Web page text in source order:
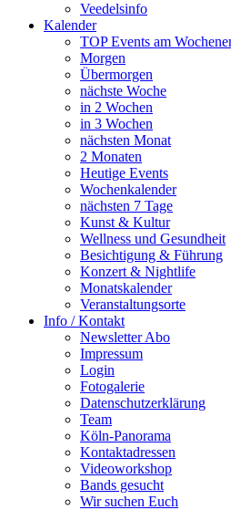
Veedelsinfo
Kalender
TOP Events am
Morgen
Übermorgen
nächste Woche
in 2 Wochen
in 3 Wochen
nächsten Monat
2 Monaten
Heutige Events
Wochenkalender
nächsten 7 Tage
Kunst & Kultur
Wellness und Gesundheit
Besichtigung & Führung
Konzert & Nightlife
Monatskalender
Veranstaltungsorte
Info / Kontakt
Newsletter Abo
Impressum
Login
Fotogalerie
Datenschutzerklärung
Team
Köln-Panorama
Kontaktadressen
Videoworkshop
Bands gesucht
Wir suchen Euch